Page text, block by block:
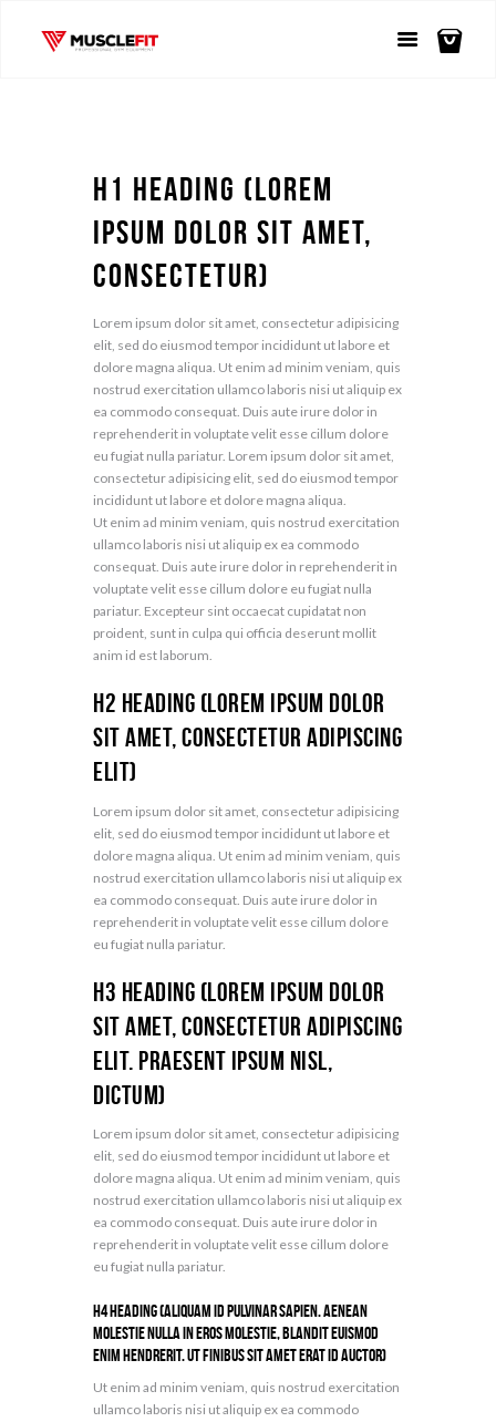
H1 Heading (Lorem
ipsum dolor sit Amet,
consectetur)
Lorem ipsum dolor sit amet, consectetur adipisicing
elit, sed do eiusmod tempor incididunt ut labore et
dolore magna aliqua. Ut enim ad minim veniam, quis
nostrud exercitation ullamco laboris nisi ut aliquip ex
ea commodo consequat. Duis aute irure dolor in
reprehenderit in voluptate velit esse cillum dolore
eu fugiat nulla pariatur. Lorem ipsum dolor sit amet,
consectetur adipisicing elit, sed do eiusmod tempor
incididunt ut labore et dolore magna aliqua.
Ut enim ad minim veniam, quis nostrud exercitation
ullamco laboris nisi ut aliquip ex ea commodo
consequat. Duis aute irure dolor in reprehenderit in
voluptate velit esse cillum dolore eu fugiat nulla
pariatur. Excepteur sint occaecat cupidatat non
proident, sunt in culpa qui officia deserunt mollit
anim id est laborum.
H2 Heading (Lorem ipsum dolor
sit amet, Consectetur adipiscing
elit)
Lorem ipsum dolor sit amet, consectetur adipisicing
elit, sed do eiusmod tempor incididunt ut labore et
dolore magna aliqua. Ut enim ad minim veniam, quis
nostrud exercitation ullamco laboris nisi ut aliquip ex
ea commodo consequat. Duis aute irure dolor in
reprehenderit in voluptate velit esse cillum dolore
eu fugiat nulla pariatur.
H3 Heading (Lorem ipsum dolor
sit amet, consectetur adipiscing
elit. Praesent ipsum nisl,
dictum)
Lorem ipsum dolor sit amet, consectetur adipisicing
elit, sed do eiusmod tempor incididunt ut labore et
dolore magna aliqua. Ut enim ad minim veniam, quis
nostrud exercitation ullamco laboris nisi ut aliquip ex
ea commodo consequat. Duis aute irure dolor in
reprehenderit in voluptate velit esse cillum dolore
eu fugiat nulla pariatur.
H4 Heading (Aliquam id pulvinar sapien. Aenean
molestie nulla in eros molestie, blandit euismod
enim hendrerit. Ut finibus sit amet erat id auctor)
Ut enim ad minim veniam, quis nostrud exercitation
ullamco laboris nisi ut aliquip ex ea commodo